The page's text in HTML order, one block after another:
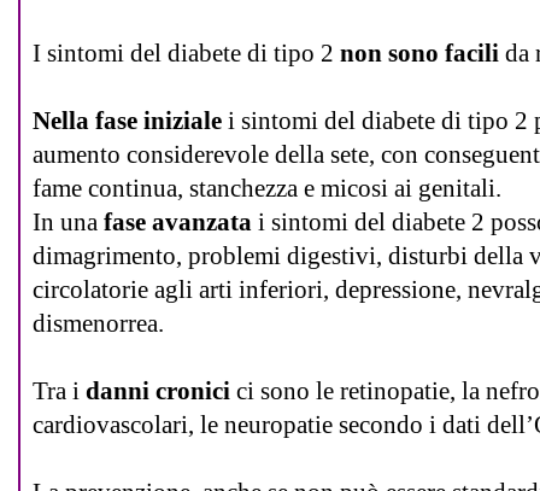
I sintomi del diabete di tipo 2 non sono facili da
Nella fase iniziale i sintomi del diabete di tipo 2
aumento considerevole della sete, con
fame continua, stanchezza e micosi ai genitali.
In una fase avanzata i sintomi del diabete 2
dimagrimento, problemi digestivi, disturbi della
circolatorie agli arti inferiori, depressione,
dismenorrea.
Tra i danni cronici ci sono le retinopatie, la
cardiovascolari, le neuropatie secondo i dati